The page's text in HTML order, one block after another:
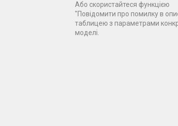
Або скористайтеся функцією
"Повідомити про помилку в
таблицею з параметрами
моделі.